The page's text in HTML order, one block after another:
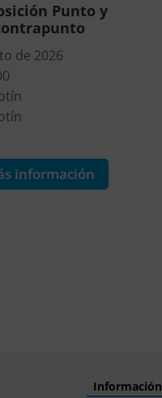
Punto y
de 2026
información
Información